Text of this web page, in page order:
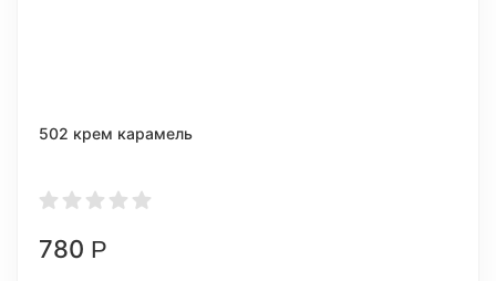
502 крем карамель
780 Р